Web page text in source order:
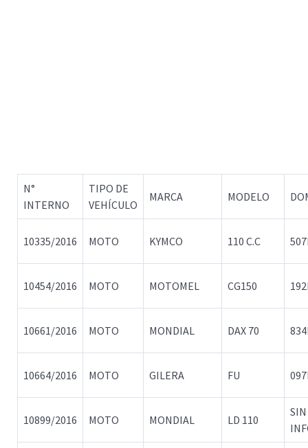
N°
INTERNO
TIPO DE
VEHÍCULO
MARCA MODELO
10335/2016 MOTO KYMCO 110 C.C
10454/2016 MOTO MOTOMEL CG150
10661/2016 MOTO MONDIAL DAX 70
10664/2016 MOTO GILERA FU
10899/2016 MOTO MONDIAL LD 110
SIN